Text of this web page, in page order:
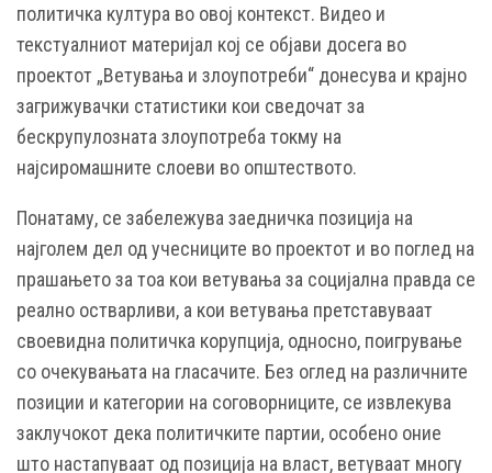
политичка култура во овој контекст. Видео и
текстуалниот материјал кој се објави досега во
проектот „Ветувања и злоупотреби“ донесува и крајно
загрижувачки статистики кои сведочат за
бескрупулозната злоупотреба токму на
најсиромашните слоеви во општеството.
Понатаму, се забележува заедничка позиција на
најголем дел од учесниците во проектот и во поглед на
прашањето за тоа кои ветувања за социјална правда се
реално остварливи, а кои ветувања претставуваат
своевидна политичка корупција, односно, поигрување
со очекувањата на гласачите. Без оглед на различните
позиции и категории на соговорниците, се извлекува
заклучокот дека политичките партии, особено оние
што настапуваат од позиција на власт, ветуваат многу